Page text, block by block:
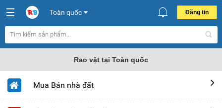
Toàn quốc Đăng tin
Rao vặt tại Toàn quốc
Mua Bán nhà đất